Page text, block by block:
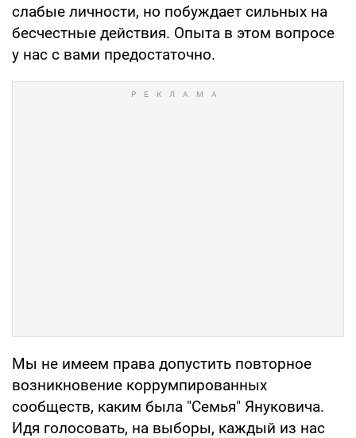
слабые личности, но побуждает сильных на
бесчестные действия. Опыта в этом вопросе
у нас с вами предостаточно.
Мы не имеем права допустить повторное
возникновение коррумпированных
сообществ, каким была "Семья" Януковича.
Идя голосовать, на выборы, каждый из нас